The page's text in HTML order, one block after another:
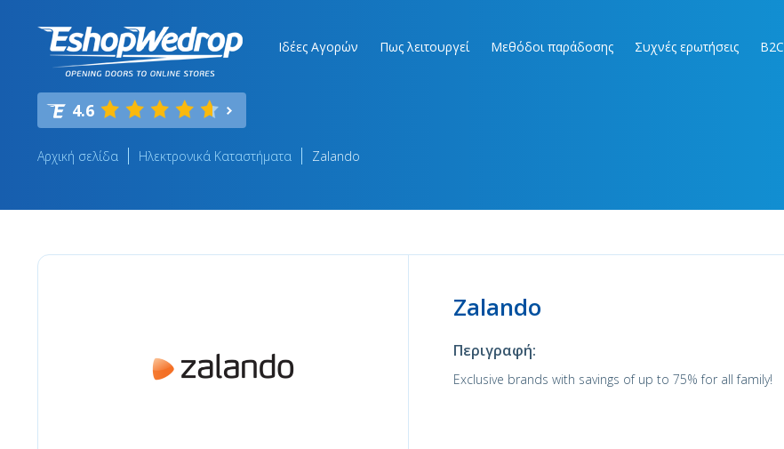
Ιδέες Αγορών Πως λειτουργεί Μεθόδοι παράδοσης Συχνές ερωτήσεις B2C
4.6
Αρχική σελίδα Ηλεκτρονικά Καταστήματα Zalando
Zalando
Περιγραφή:
Exclusive brands with savings of up to 75% for all family!